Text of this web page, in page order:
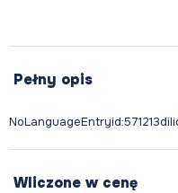
Pełny opis
Wliczone w cenę